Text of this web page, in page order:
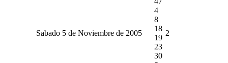
Sabado 5 de Noviembre de 2005
4
8
18
19
23
30
2